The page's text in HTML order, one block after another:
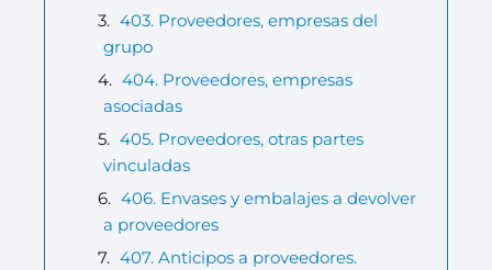
403. Proveedores, empresas del
grupo
404. Proveedores, empresas
asociadas
405. Proveedores, otras partes
vinculadas
406. Envases y embalajes a devolver
a proveedores
407. Anticipos a proveedores.